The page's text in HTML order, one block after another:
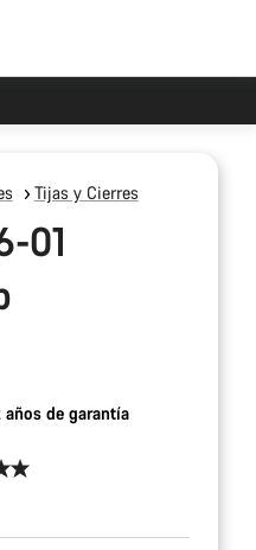
Tijas y Cierres
01
años de garantía